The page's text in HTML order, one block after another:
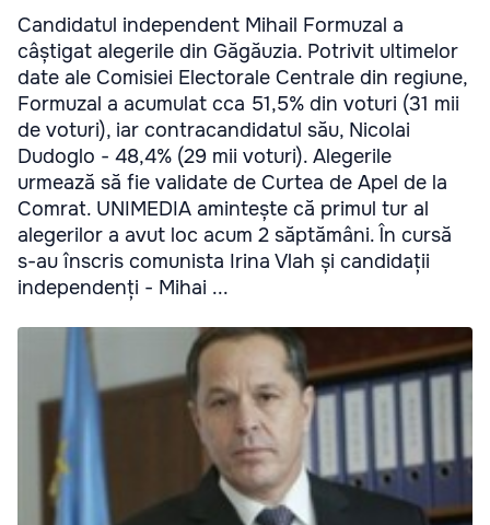
Candidatul independent Mihail Formuzal a
câștigat alegerile din Găgăuzia. Potrivit ultimelor
date ale Comisiei Electorale Centrale din regiune,
Formuzal a acumulat cca 51,5% din voturi (31 mii
de voturi), iar contracandidatul său, Nicolai
Dudoglo - 48,4% (29 mii voturi). Alegerile
urmează să fie validate de Curtea de Apel de la
Comrat. UNIMEDIA amintește că primul tur al
alegerilor a avut loc acum 2 săptămâni. În cursă
s-au înscris comunista Irina Vlah și candidații
independenți - Mihai ...